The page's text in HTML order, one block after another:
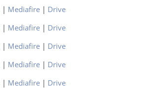
| Mediafire | Drive
| Mediafire | Drive
| Mediafire | Drive
| Mediafire | Drive
| Mediafire | Drive